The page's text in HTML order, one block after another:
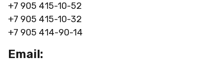
+7 905 415-10-52
+7 905 415-10-32
+7 905 414-90-14
Email: